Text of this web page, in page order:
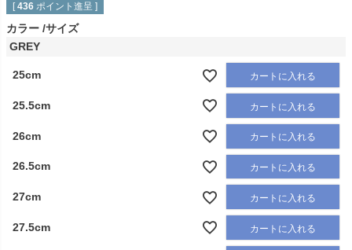
[ 436 ポイント進呈 ]
カラー サイズ
GREY
25cm カートに入れる
25.5cm カートに入れる
26cm カートに入れる
26.5cm カートに入れる
27cm カートに入れる
27.5cm カートに入れる